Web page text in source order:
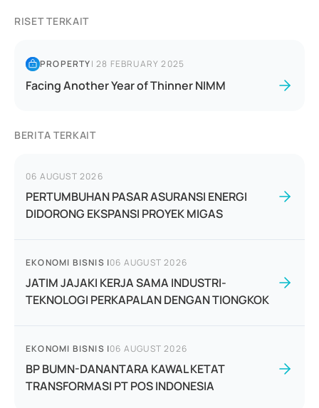
RISET TERKAIT
PROPERTY|28 FEBRUARY 2025
Facing Another Year of Thinner NIMM
BERITA TERKAIT
06 AUGUST 2026
PERTUMBUHAN PASAR ASURANSI ENERGI
DIDORONG EKSPANSI PROYEK MIGAS
EKONOMI BISNIS |06 AUGUST 2026
JATIM JAJAKI KERJA SAMA INDUSTRI-
TEKNOLOGI PERKAPALAN DENGAN TIONGKOK
EKONOMI BISNIS |06 AUGUST 2026
BP BUMN-DANANTARA KAWAL KETAT
TRANSFORMASI PT POS INDONESIA